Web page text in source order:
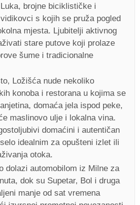
brojne biciklističke i
s kojih se pruža pogled
mjesta. Ljubitelji aktivnog
stare putove koji prolaze
šume i tradicionalne
Ložišća nude nekoliko
konoba i restorana u kojima se
domaća jela ispod peke,
maslinovo ulje i lokalna vina.
domaćini i autentičan
idealnim za opušteni izlet ili
otoka.
dolazi automobilom iz Milne za
dok su Supetar, Bol i druga
manje od sat vremena